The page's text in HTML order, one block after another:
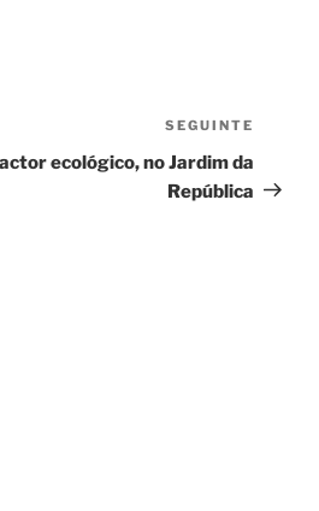
SEGUINTE
ecológico, no Jardim da
República